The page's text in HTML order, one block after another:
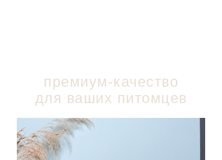
премиум-качество
для ваших питомцев